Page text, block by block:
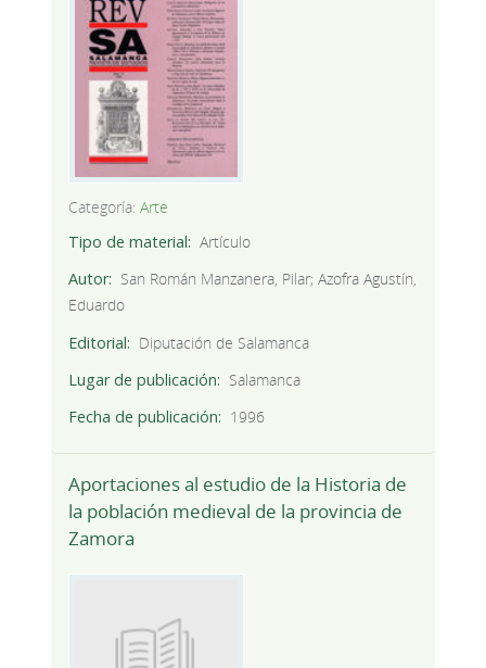
Categoría: Arte
Tipo de material
Artículo
Autor
San Román Manzanera, Pilar; Azofra Agustín,
Eduardo
Editorial
Diputación de Salamanca
Lugar de publicación
Salamanca
Fecha de publicación
1996
Aportaciones al estudio de la Historia de
la población medieval de la provincia de
Zamora